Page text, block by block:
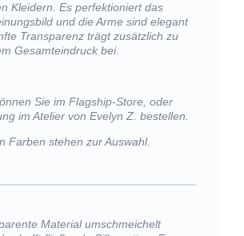
Kleidern. Es perfektioniert das
und die Arme sind elegant
Transparenz trägt zusätzlich zu
Gesamteindruck bei.
Sie im Flagship-Store, oder
im Atelier von Evelyn Z. bestellen.
Farben stehen zur Auswahl.
Material umschmeichelt